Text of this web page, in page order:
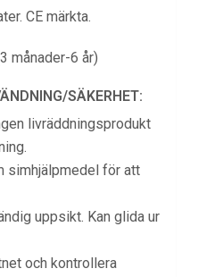
CE märkta.
månader-6 år)
SÄKERHET:
livräddningsprodukt
simhjälpmedel för att
uppsikt. Kan glida ur
och kontrollera